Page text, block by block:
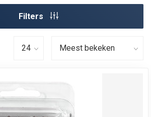
Filters